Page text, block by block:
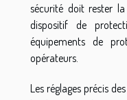
sécurité doit rester
dispositif de
équipements de
opérateurs.
Les réglages précis